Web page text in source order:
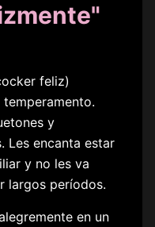
feliz)
y
Les encanta estar
y no les va
largos períodos.